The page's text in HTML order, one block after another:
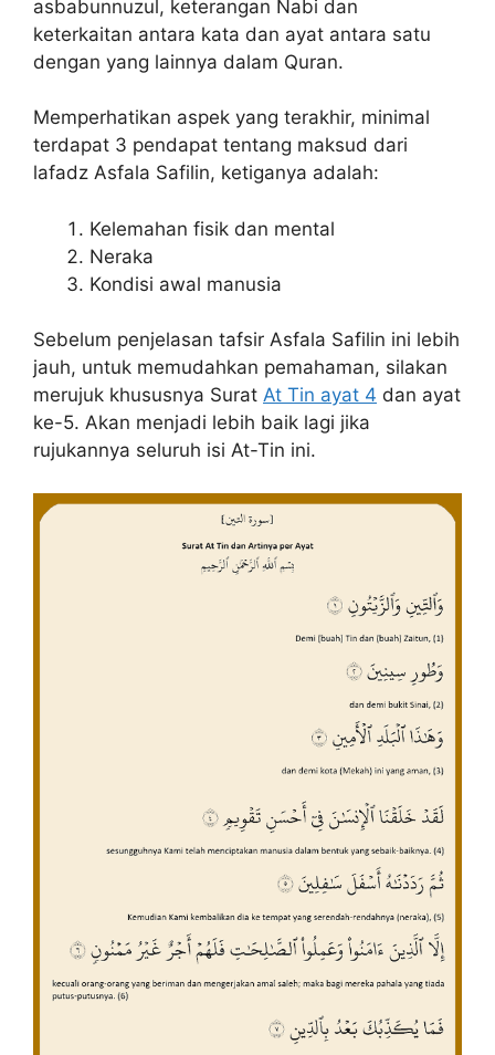
asbabunnuzul, keterangan Nabi dan
keterkaitan antara kata dan ayat antara satu
dengan yang lainnya dalam Quran.
Memperhatikan aspek yang terakhir, minimal
terdapat 3 pendapat tentang maksud dari
lafadz Asfala Safilin, ketiganya adalah:
Kelemahan fisik dan mental
Neraka
Kondisi awal manusia
Sebelum penjelasan tafsir Asfala Safilin ini lebih
jauh, untuk memudahkan pemahaman, silakan
merujuk khususnya Surat At Tin ayat 4 dan ayat
ke-5. Akan menjadi lebih baik lagi jika
rujukannya seluruh isi At-Tin ini.